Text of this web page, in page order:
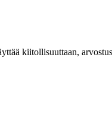
kiitollisuuttaan,